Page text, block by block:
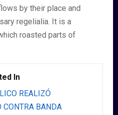
by their place and
regelialia. It is a
roasted parts of
In
REALIZÓ
CONTRA BANDA